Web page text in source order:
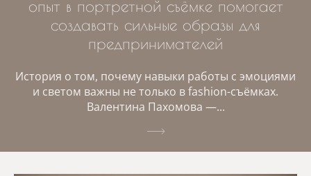
опыт в портретной съёмке помогает
создавать сильные образы для
предпринимателей
История о том, почему навыки работы с эмоциями
и светом важны не только в fashion-съёмках.
Валентина Пахомова —...